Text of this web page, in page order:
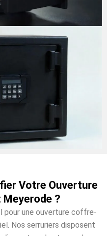
Votre Ouverture
?
pour une ouverture coffre-
Nos serruriers disposent